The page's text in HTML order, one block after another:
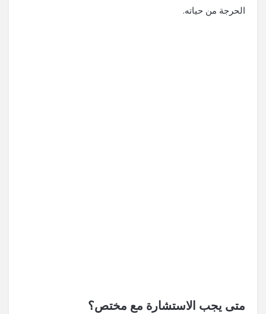
الحرجة من حياته.
متى يجب الاستشارة مع مختص؟